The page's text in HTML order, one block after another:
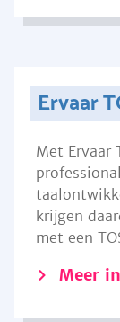
Ervaar
Met Ervaar
krijgen
met een
Meer